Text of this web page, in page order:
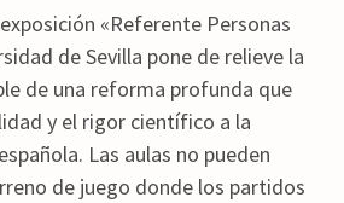
«Referente Personas
de Sevilla pone de relieve la
de una reforma profunda que
y el rigor científico a la
Las aulas no pueden
de juego donde los partidos